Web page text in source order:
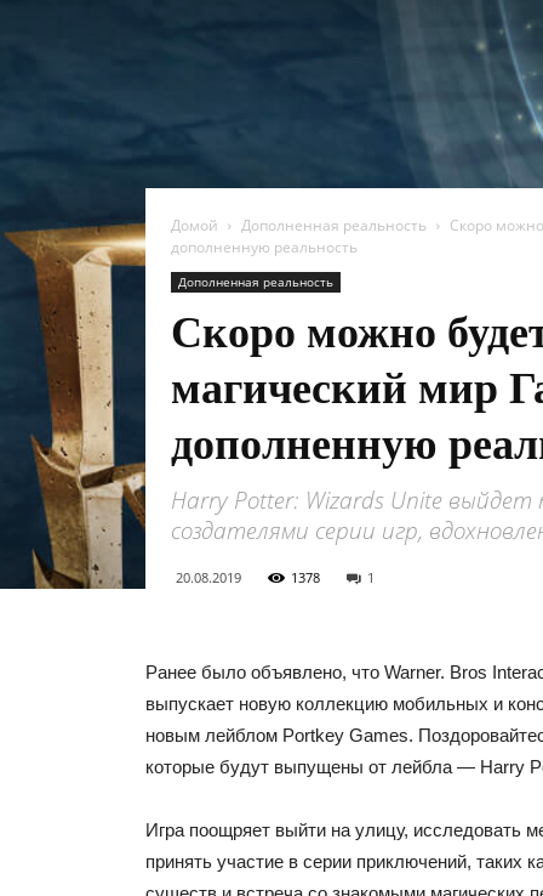
Домой Дополненная реальность
Скоро
дополненную реальность
Дополненная реальность
Скоро можно
магический мир
дополненную
Harry Potter: Wizards Unite выйдет
создателями серии игр,
20.08.2019 1378 1
Ранее было объявлено, что Warner. Bros
выпускает новую коллекцию мобильных и
новым лейблом Portkey Games.
которые будут выпущены от лейбла — Harry
Игра поощряет выйти на улицу, исследовать
принять участие в серии приключений, таких